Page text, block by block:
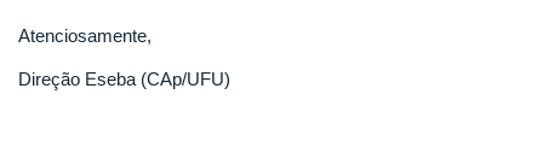
Atenciosamente,
Direção Eseba (CAp/UFU)